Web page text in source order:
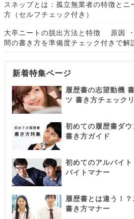
スネップとは：孤立無業者の特徴とニ
方（セルフチェック付き）
大卒ニートの脱出方法と特徴 原因
間の書き方を準備度チェック付きで解
新着特集ページ
履歴書の志望動機
ツ 書き方チェック
初めての履歴書ダ
書き方ガイド
初めてのアルバイ
バイトマナー
履歴書とは違う！
書き方マナー